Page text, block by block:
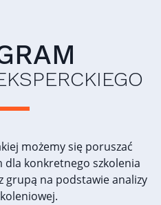
możemy się poruszać
konkretnego szkolenia
grupą na podstawie analizy